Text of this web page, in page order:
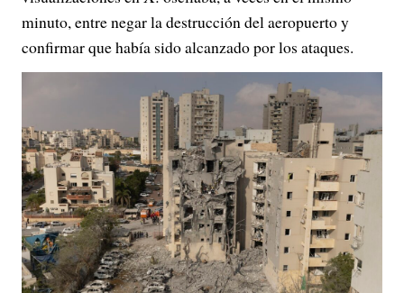
minuto, entre negar la destrucción del aeropuerto y
confirmar que había sido alcanzado por los ataques.